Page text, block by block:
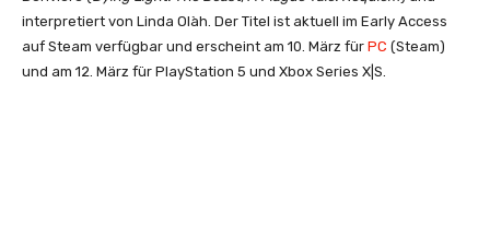
interpretiert von Linda Olàh. Der Titel ist aktuell im Early Access
auf Steam verfügbar und erscheint am 10. März für PC (Steam)
und am 12. März für PlayStation 5 und Xbox Series X|S.